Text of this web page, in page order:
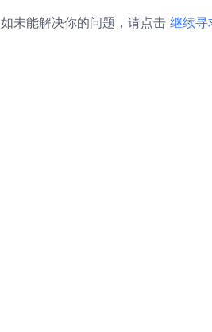
如未能解决你的问题，请点击 继续寻